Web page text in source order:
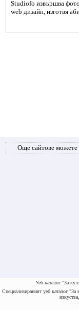
Studiofo извършва
web дизайн, изготвя
Още сайтове можете
Уеб каталог "За
Специализираният уеб каталог "За